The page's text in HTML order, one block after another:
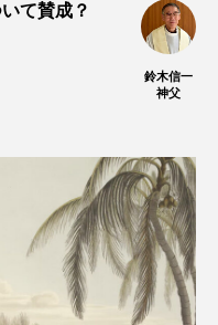
いて賛成？
鈴木信一
神父